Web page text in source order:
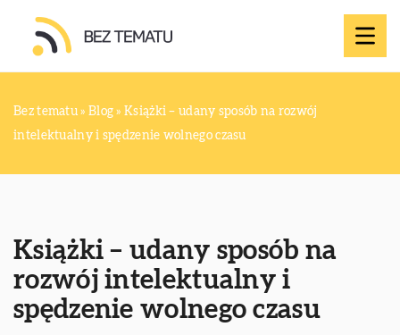
Bez tematu » Blog »Książki – udany sposób na rozwój
intelektualny i spędzenie wolnego czasu
Książki – udany sposób na
rozwój intelektualny i
spędzenie wolnego czasu